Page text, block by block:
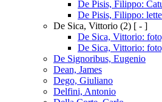
De Pisis, Filippo:
De Pisis, Filippo:
De Sica, Vittorio (2) [ - ]
De Sica, Vittorio:
De Sica, Vittorio:
De Signoribus, Eugenio
Dean, James
Dego, Giuliano
Delfini, Antonio